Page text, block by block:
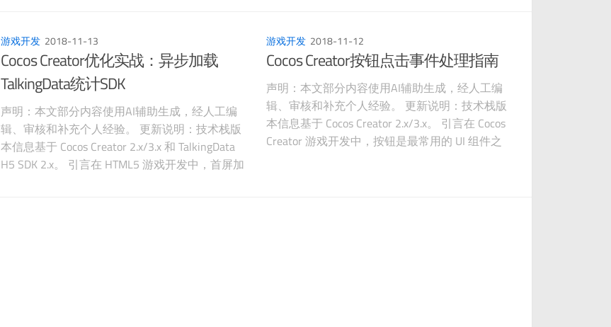
游戏开发 2018-11-13
Cocos Creator优化实战：异步加载
TalkingData统计SDK
声明：本文部分内容使用AI辅助生成，经人工编
辑、审核和补充个人经验。 更新说明：技术栈版
本信息基于 Cocos Creator 2.x/3.x 和 TalkingData
H5 SDK 2.x。 引言在 HTML5 游戏开发中，首屏加
游戏开发 2018-11-12
Cocos Creator按钮点击事件处理指南
声明：本文部分内容使用AI辅助生成，经人工编
辑、审核和补充个人经验。 更新说明：技术栈版
本信息基于 Cocos Creator 2.x/3.x。 引言在 Cocos
Creator 游戏开发中，按钮是最常用的 UI 组件之